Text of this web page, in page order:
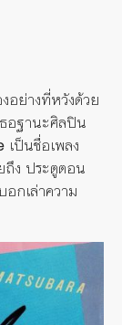
ย่างที่หวังด้วย
อฐานะศิลปิน
เป็นชื่อเพลง
ง ประตูตอน
อกเล่าความ